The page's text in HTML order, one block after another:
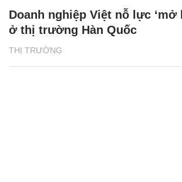
THỊ TRƯỜNG
Doanh nghiệp Việt nỗ lực ‘mở
ở thị trường Hàn Quốc